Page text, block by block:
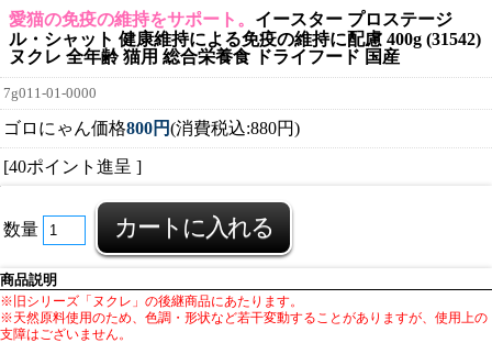
愛猫の免疫の維持をサポート。 イースター プロステージ
ル・シャット 健康維持による免疫の維持に配慮 400g (31542)
ヌクレ 全年齢 猫用 総合栄養食 ドライフード 国産
7g011-01-0000
ゴロにゃん価格800円(消費税込:880円)
[40ポイント進呈 ]
数量
商品説明
※旧シリーズ「ヌクレ」の後継商品にあたります。
※天然原料使用のため、色調・形状など若干変動することがありますが、使用上の
支障はございません。